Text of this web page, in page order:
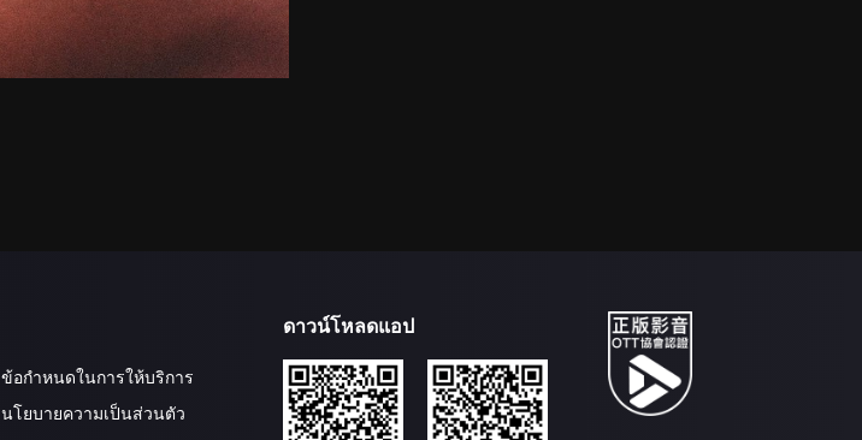
ข้อกำหนดในการให้บริการ
นโยบายความเป็นส่วนตัว
ดาวน์โหลดแอป